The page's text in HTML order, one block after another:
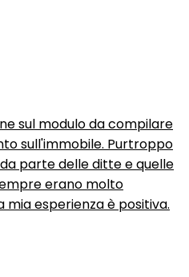
sul modulo da compilare
sull'immobile. Purtroppo
parte delle ditte e quelle
erano molto
mia esperienza è positiva.